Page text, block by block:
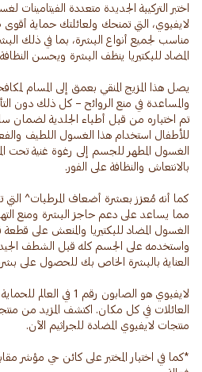
اختبر التركيبة الجديدة متعددة الفيتامينات
مناسب لجميع أنواع البشرة، بما في ذلك
يصل هذا المزيج المنقي بعمق إلى المسام
والمساعدة في منع الروائح – كل ذلك دون
تم اختباره من قبل أطباء الجلدية لضمان
للأطفال استخدام هذا الغسول اللطيف
الغسول المطهر للجسم إلى رغوة غنية تحت
كما أنه مُعزز بعشرة أضعاف المرطبات^ التي
مما يساعد على دعم حاجز البشرة ومنع
الغسول المضاد للبكتيريا والمنعش على
واستخدمه على الجسم كله قبل الشطف
لايفبوي هو الصابون رقم
العائلات في كل مكان. اكتشف المزيد من
*كما في اختبار المختبر على كائن حي مؤشر